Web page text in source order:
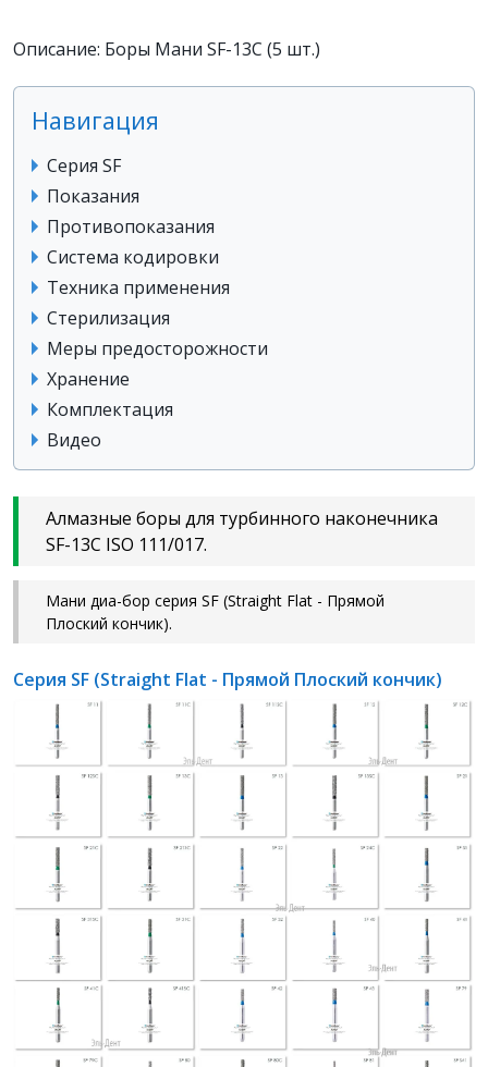
Описание: Боры Мани SF-13C (5 шт.)
Навигация
Серия SF
Показания
Противопоказания
Система кодировки
Техника применения
Стерилизация
Меры предосторожности
Хранение
Комплектация
Видео
Алмазные боры для турбинного наконечника
SF-13C ISO 111/017.
Мани диа-бор серия SF (Straight Flat - Прямой
Плоский кончик).
Серия SF (Straight Flat - Прямой Плоский кончик)